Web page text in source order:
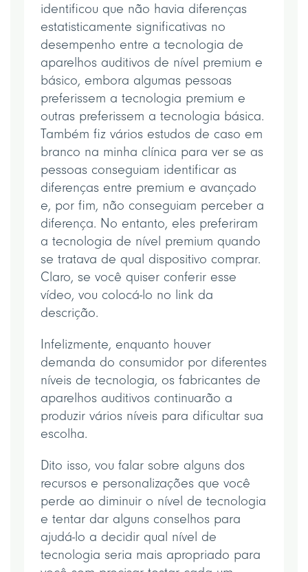
identificou que não havia diferenças
estatisticamente significativas no
desempenho entre a tecnologia de
aparelhos auditivos de nível premium e
básico, embora algumas pessoas
preferissem a tecnologia premium e
outras preferissem a tecnologia básica.
Também fiz vários estudos de caso em
branco na minha clínica para ver se as
pessoas conseguiam identificar as
diferenças entre premium e avançado
e, por fim, não conseguiam perceber a
diferença. No entanto, eles preferiram
a tecnologia de nível premium quando
se tratava de qual dispositivo comprar.
Claro, se você quiser conferir esse
vídeo, vou colocá-lo no link da
descrição.
Infelizmente, enquanto houver
demanda do consumidor por diferentes
níveis de tecnologia, os fabricantes de
aparelhos auditivos continuarão a
produzir vários níveis para dificultar sua
escolha.
Dito isso, vou falar sobre alguns dos
recursos e personalizações que você
perde ao diminuir o nível de tecnologia
e tentar dar alguns conselhos para
ajudá-lo a decidir qual nível de
tecnologia seria mais apropriado para